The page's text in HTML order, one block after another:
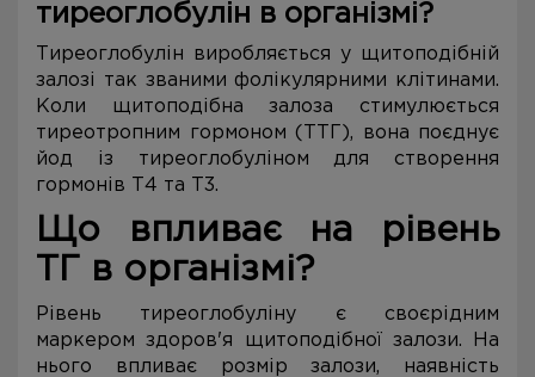
тиреоглобулін в організмі?
Тиреоглобулін виробляється у щитоподібній
залозі так званими фолікулярними клітинами.
Коли щитоподібна залоза стимулюється
тиреотропним гормоном (ТТГ), вона поєднує
йод із тиреоглобуліном для створення
гормонів Т4 та Т3.
Що впливає на рівень
ТГ в організмі?
Рівень тиреоглобуліну є своєрідним
маркером здоров'я щитоподібної залози. На
нього впливає розмір залози, наявність